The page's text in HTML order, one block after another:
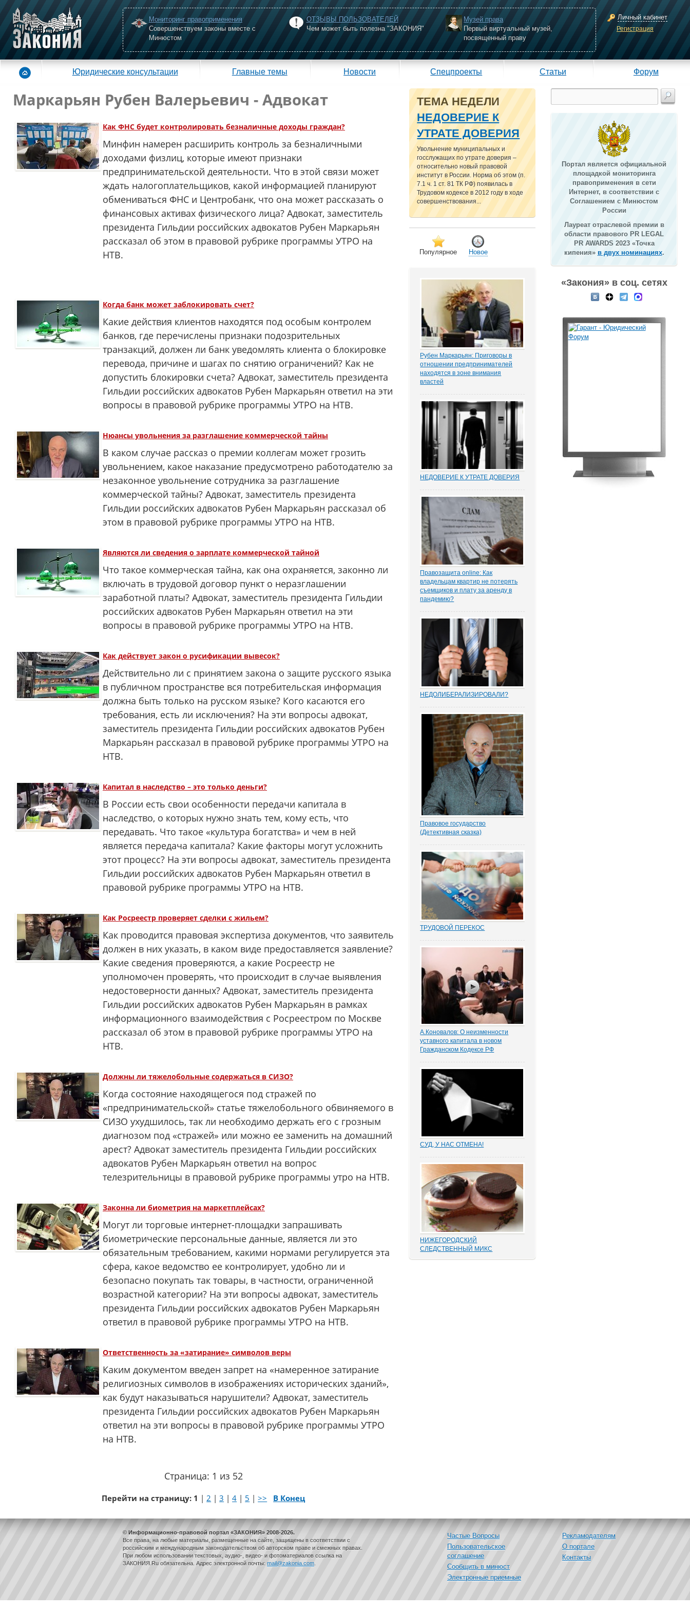
Мониторинг правоприменения
Совершенствуем законы вместе с
Минюстом
ОТЗЫВЫ ПОЛЬЗОВАТЕЛЕЙ
Чем может быть полезна "ЗАКОНИЯ"
Музей права
Первый виртуальный музей,
посвященный праву
Личный кабинет
Регистрация
Юридические консультации Главные темы Новости Спецпроекты Статьи Форум
Маркарьян Рубен Валерьевич - Адвокат
Как ФНС будет контролировать безналичные доходы граждан?
Минфин намерен расширить контроль за безналичными
доходами физлиц, которые имеют признаки
предпринимательской деятельности. Что в этой связи может
ждать налогоплательщиков, какой информацией планируют
обмениваться ФНС и Центробанк, что она может рассказать о
финансовых активах физического лица? Адвокат, заместитель
президента Гильдии российских адвокатов Рубен Маркарьян
рассказал об этом в правовой рубрике программы УТРО на
НТВ.
Когда банк может заблокировать счет?
Какие действия клиентов находятся под особым контролем
банков, где перечислены признаки подозрительных
транзакций, должен ли банк уведомлять клиента о блокировке
перевода, причине и шагах по снятию ограничений? Как не
допустить блокировки счета? Адвокат, заместитель президента
Гильдии российских адвокатов Рубен Маркарьян ответил на эти
вопросы в правовой рубрике программы УТРО на НТВ.
Нюансы увольнения за разглашение коммерческой тайны
В каком случае рассказ о премии коллегам может грозить
увольнением, какое наказание предусмотрено работодателю за
незаконное увольнение сотрудника за разглашение
коммерческой тайны? Адвокат, заместитель президента
Гильдии российских адвокатов Рубен Маркарьян рассказал об
этом в правовой рубрике программы УТРО на НТВ.
Являются ли сведения о зарплате коммерческой тайной
Что такое коммерческая тайна, как она охраняется, законно ли
включать в трудовой договор пункт о неразглашении
заработной платы? Адвокат, заместитель президента Гильдии
российских адвокатов Рубен Маркарьян ответил на эти
вопросы в правовой рубрике программы УТРО на НТВ.
Как действует закон о русификации вывесок?
Действительно ли с принятием закона о защите русского языка
в публичном пространстве вся потребительская информация
должна быть только на русском языке? Кого касаются его
требования, есть ли исключения? На эти вопросы адвокат,
заместитель президента Гильдии российских адвокатов Рубен
Маркарьян рассказал в правовой рубрике программы УТРО на
НТВ.
Капитал в наследство – это только деньги?
В России есть свои особенности передачи капитала в
наследство, о которых нужно знать тем, кому есть, что
передавать. Что такое «культура богатства» и чем в ней
является передача капитала? Какие факторы могут усложнить
этот процесс? На эти вопросы адвокат, заместитель президента
Гильдии российских адвокатов Рубен Маркарьян ответил в
правовой рубрике программы УТРО на НТВ.
Как Росреестр проверяет сделки с жильем?
Как проводится правовая экспертиза документов, что заявитель
должен в них указать, в каком виде предоставляется заявление?
Какие сведения проверяются, а какие Росреестр не
уполномочен проверять, что происходит в случае выявления
недостоверности данных? Адвокат, заместитель президента
Гильдии российских адвокатов Рубен Маркарьян в рамках
информационного взаимодействия с Росреестром по Москве
рассказал об этом в правовой рубрике программы УТРО на
НТВ.
Должны ли тяжелобольные содержаться в СИЗО?
Когда состояние находящегося под стражей по
«предпринимательской» статье тяжелобольного обвиняемого в
СИЗО ухудшилось, так ли необходимо держать его с грозным
диагнозом под «стражей» или можно ее заменить на домашний
арест? Адвокат заместитель президента Гильдии российских
адвокатов Рубен Маркарьян ответил на вопрос
телезрительницы в правовой рубрике программы утро на НТВ.
Законна ли биометрия на маркетплейсах?
Могут ли торговые интернет-площадки запрашивать
биометрические персональные данные, является ли это
обязательным требованием, какими нормами регулируется эта
сфера, какое ведомство ее контролирует, удобно ли и
безопасно покупать так товары, в частности, ограниченной
возрастной категории? На эти вопросы адвокат, заместитель
президента Гильдии российских адвокатов Рубен Маркарьян
ответил в правовой рубрике программы УТРО на НТВ.
Ответственность за «затирание» символов веры
Каким документом введен запрет на «намеренное затирание
религиозных символов в изображениях исторических зданий»,
как будут наказываться нарушители? Адвокат, заместитель
президента Гильдии российских адвокатов Рубен Маркарьян
ответил на эти вопросы в правовой рубрике программы УТРО
на НТВ.
Страница: 1 из 52
Перейти на страницу: 1 | 2 | 3 | 4 | 5 | >> В Конец
ТЕМА НЕДЕЛИ
НЕДОВЕРИЕ К
УТРАТЕ ДОВЕРИЯ
Увольнение муниципальных и
госслужащих по утрате доверия –
относительно новый правовой
институт в России. Норма об этом (п.
7.1 ч. 1 ст. 81 ТК РФ) появилась в
Трудовом кодексе в 2012 году в ходе
совершенствования...
Популярное Новое
Рубен Маркарьян: Приговоры в
отношении предпринимателей
находятся в зоне внимания
властей
известном читателям ЭСМИ
«ЗАКОНИЯ» из журналистского
расследования «Пермский
захват». Владелец сети заправок...
НЕДОВЕРИЕ К УТРАТЕ ДОВЕРИЯ
относительно новый правовой
институт в России. Норма об этом
(п. 7.1 ч. 1 ст. 81 ТК РФ) появилась в
Трудовом кодексе в 2012 году в
ходе совершенствования...
Правозащита online: Как
владельцам квартир не потерять
съемщиков и плату за аренду в
пандемию?
спроса, отметила в интервью
порталу «ЗАКОНИЯ» главный
юрисконсульт проектов судебной
практики Ольга Старых.
НEДОЛИБЕРАЛИЗИРОВАЛИ?
судебную систему следует
усовершенствовать, и она не
защищает частную собственность.
Данные декабрьского опроса
привел портал Право.ру. Более...
Правовое государство
(Детективная сказка)
надругался над покойной. Не ты? -
грозно спросил Воевода.
Добрыня исподлобья бросил на
Воеводу удивлённый взгляд.
- Я был...
ТРУДОВОЙ ПЕРЕКОС
стороны – работника вот уже
почти 15 лет является одним из
общих мест правосудия. Причем,
зафиксированным
непосредственно в нормах закона.
Например,...
А.Коновалов: О неизменности
уставного капитала в новом
Гражданском Кодексе РФ
прокомментировал отказ
законодательно увеличить размер
уставного капитала для
юридических лиц в новой редакции
СУД, У НАС ОТМЕНА!
результат настырных попыток
добиться своего, «прокручивая»
маховик судебной триады? На
площадках адвокатских сообществ
встречаются просто уникальные...
НИЖЕГОРОДСКИЙ
СЛЕДСТВЕННЫЙ МИКС
В этом деле «прекрасно» все: от
Портал является официальной
площадкой мониторинга
правоприменения в сети
Интернет, в соответствии с
Соглашением с Минюстом
России
Лауреат отраслевой премии в
области правового PR LEGAL
PR AWARDS 2023 «Точка
кипения» в двух номинациях.
«Закония» в соц. сетях
© Информационно-правовой портал «ЗАКОНИЯ» 2008-2026.
Все права, на любые материалы, размещенные на сайте, защищены в соответствии с
российским и международным законодательством об авторском праве и смежных правах.
При любом использовании текстовых, аудио-, видео- и фотоматериалов ссылка на
ЗАКОНИЯ.Ru обязательна. Адрес электронной почты: mail@zakonia.com
Частые Вопросы
Пользовательское
соглашение
Сообщить в минюст
Электронные приемные
Рекламодателям
О портале
Контакты